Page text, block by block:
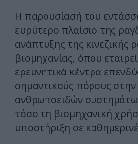
Η παρουσίασή του
ευρύτερο πλαίσιο της
ανάπτυξης της κινεζικής
βιομηχανίας, όπου
ερευνητικά κέντρα
σημαντικούς πόρους στην
ανθρωποειδών
τόσο τη βιομηχανική
υποστήριξη σε